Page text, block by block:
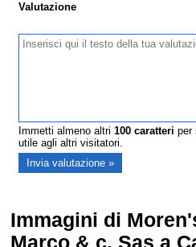
Valutazione
Immetti almeno altri100 caratteri per
utile agli altri visitatori.
Immagini di